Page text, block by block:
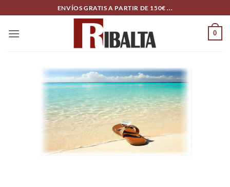
to
content
ENVÍOS GRATIS A PARTIR DE 150€ ...
0